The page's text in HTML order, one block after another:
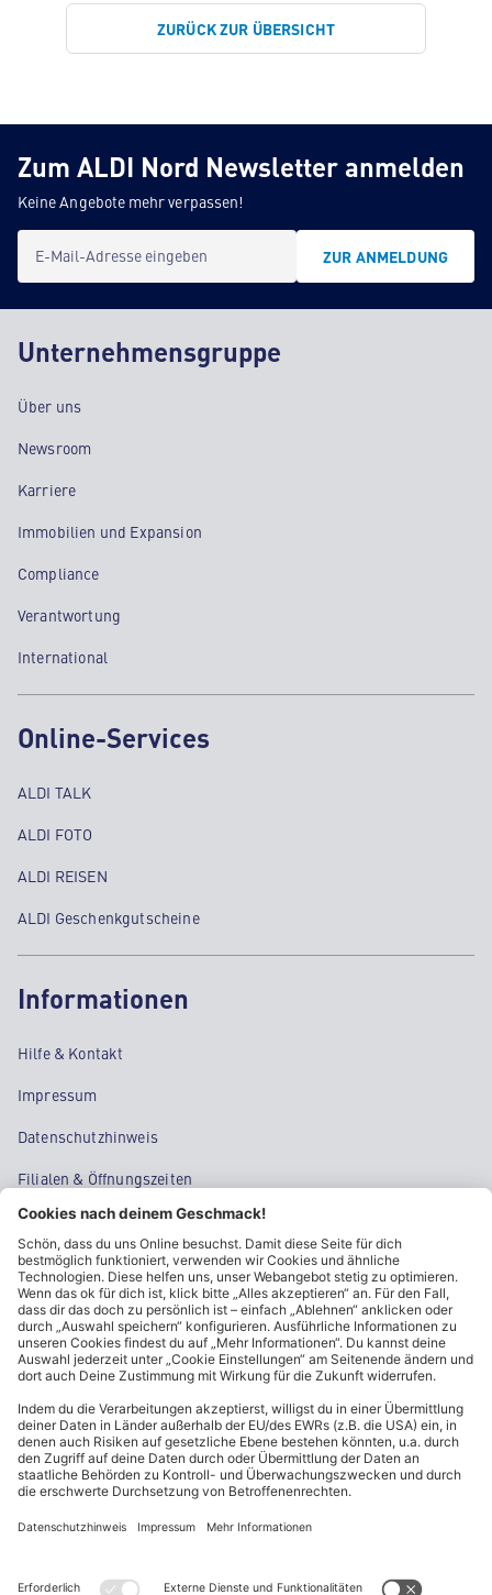
ZURÜCK ZUR ÜBERSICHT
Zum ALDI Nord Newsletter anmelden
Keine Angebote mehr verpassen!
E-Mail-Adresse eingeben ZUR ANMELDUNG
Unternehmensgruppe
Über uns
Newsroom
Karriere
Immobilien und Expansion
Compliance
Verantwortung
International
Online-Services
ALDI TALK
ALDI FOTO
ALDI REISEN
ALDI Geschenkgutscheine
Informationen
Hilfe & Kontakt
Impressum
Datenschutzhinweis
Filialen & Öffnungszeiten
Kontakt
Cookie-Einstellungen
Kundeninformationen
ALDI Nord folgen